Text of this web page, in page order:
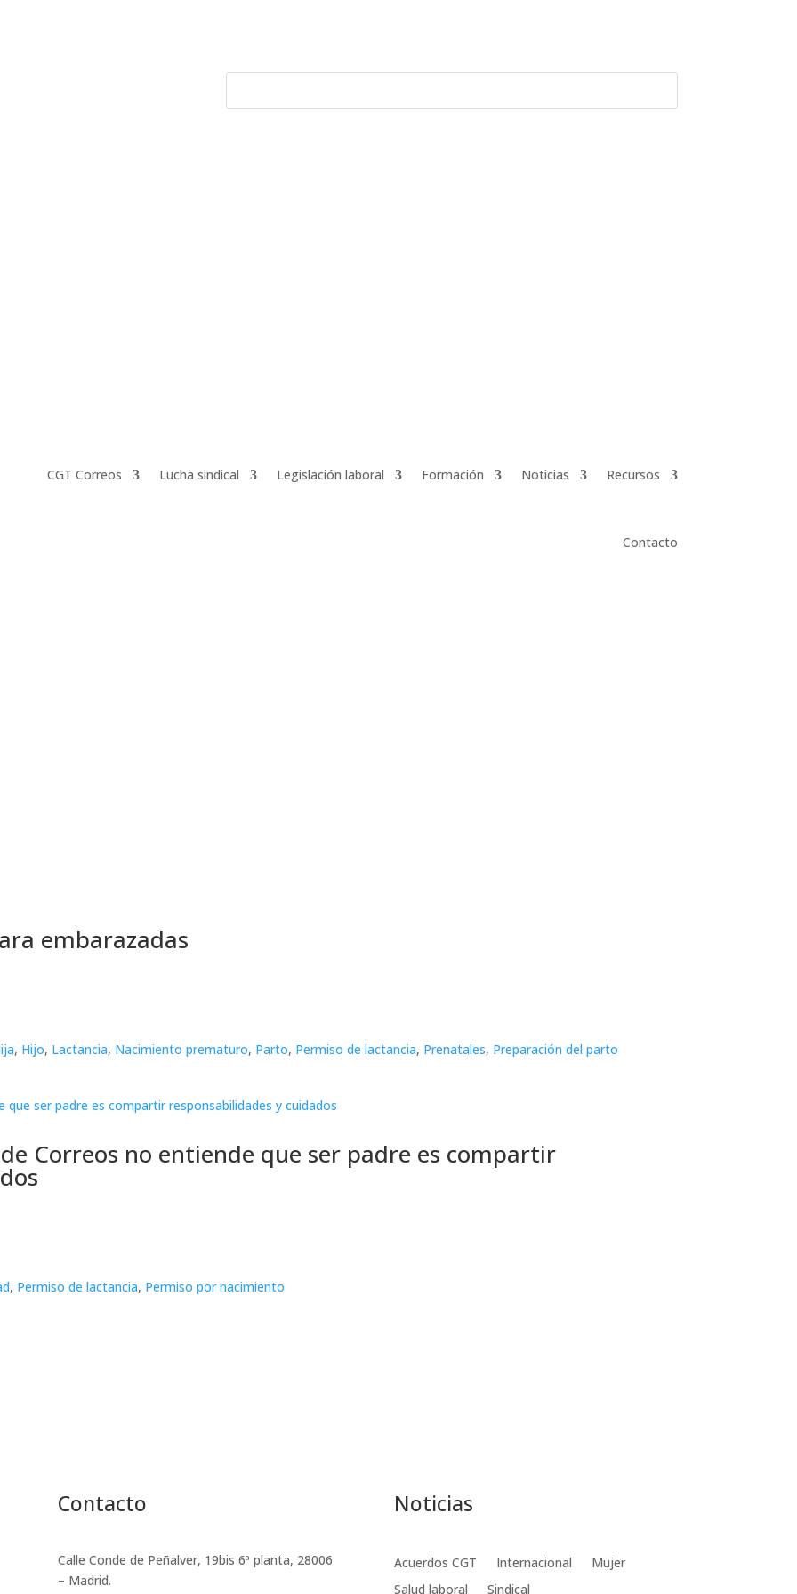
CGT Correos Lucha sindical Legislación laboral Formación Noticias Recursos
Contacto
embarazadas
, Hijo, Lactancia, Nacimiento prematuro, Parto, Permiso de lactancia, Prenatales, Preparación del parto
Correos no entiende que ser padre es compartir
, Permiso de lactancia, Permiso por nacimiento
Contacto
Calle Conde de Peñalver, 19bis 6ª planta, 28006
– Madrid.
Noticias
Acuerdos CGT Internacional
Mujer
Salud laboral
Sindical